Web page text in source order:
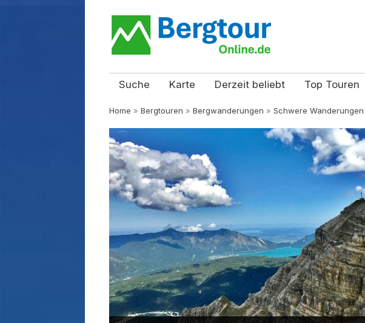
Suche Karte Derzeit beliebt Top Touren
Home » Bergtouren » Bergwanderungen » Schwere Wanderungen